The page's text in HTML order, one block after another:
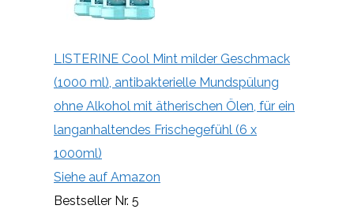
LISTERINE Cool Mint milder Geschmack
(1000 ml), antibakterielle Mundspülung
ohne Alkohol mit ätherischen Ölen, für ein
langanhaltendes Frischegefühl (6 x
1000ml)
Siehe auf Amazon
Bestseller Nr. 5